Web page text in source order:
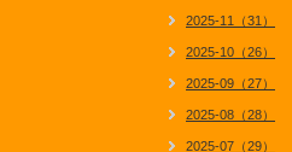
2025-11（31）
2025-10（26）
2025-09（27）
2025-08（28）
2025-07（29）